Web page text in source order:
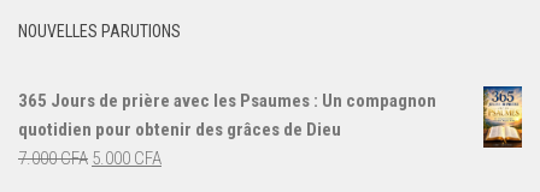
NOUVELLES PARUTIONS
365 Jours de prière avec les Psaumes : Un compagnon
quotidien pour obtenir des grâces de Dieu
7.000CFA Le
5.000 CFALe